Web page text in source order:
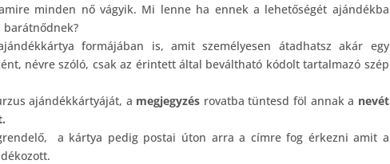
minden nő vágyik. Mi lenne ha ennek a lehetőségét ajándékba
formájában is, amit személyesen átadhatsz akár egy
névre szóló, csak az érintett által beváltható kódolt tartalmazó szép
ajándékkártyáját, a megjegyzés rovatba tüntesd föl annak a nevét
a kártya pedig postai úton arra a címre fog érkezni amit a